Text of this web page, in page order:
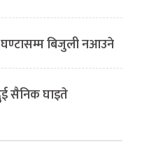
घण्टासम्म बिजुली नआउने
सैनिक घाइते